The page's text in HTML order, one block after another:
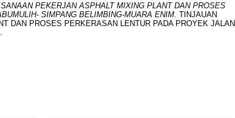
PEKERJAN ASPHALT MIXING PLANT DAN PROSES
SIMPANG BELIMBING-MUARA ENIM. TINJAUAN
DAN PROSES PERKERASAN LENTUR PADA PROYEK JALAN